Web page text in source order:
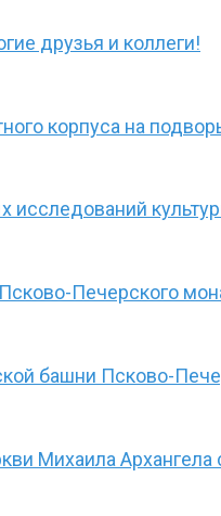
друзья и коллеги!
корпуса на
исследований
Печерского
башни Псково-
Михаила Архангела